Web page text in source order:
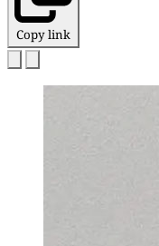
Copy link